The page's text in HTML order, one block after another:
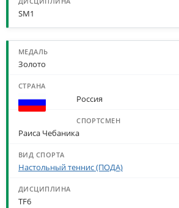
SM1
Золото
Россия
Раиса Чебаника
Настольный теннис (ПОДА)
TF6